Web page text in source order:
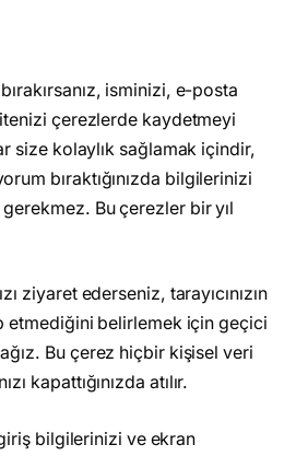
isminizi, e-posta
çerezlerde kaydetmeyi
size kolaylık sağlamak içindir,
bıraktığınızda bilgilerinizi
Bu çerezler bir yıl
ziyaret ederseniz, tarayıcınızın
etmediğini belirlemek için geçici
Bu çerez hiçbir kişisel veri
kapattığınızda atılır.
bilgilerinizi ve ekran